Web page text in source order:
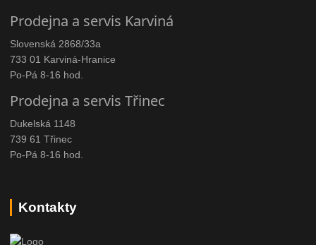
Prodejna a servis Karviná
Slovenská 2868/33a
733 01 Karviná-Hranice
Po-Pá 8-16 hod.
Prodejna a servis Třinec
Dukelská 1148
739 61 Třinec
Po-Pá 8-16 hod.
Kontakty